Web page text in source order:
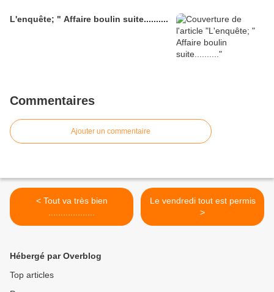
L'enquête; " Affaire boulin suite..........
Commentaires
Ajouter un commentaire
< Tout va très bien
Le vendredi tout est permis
>
Hébergé par Overblog
Top articles